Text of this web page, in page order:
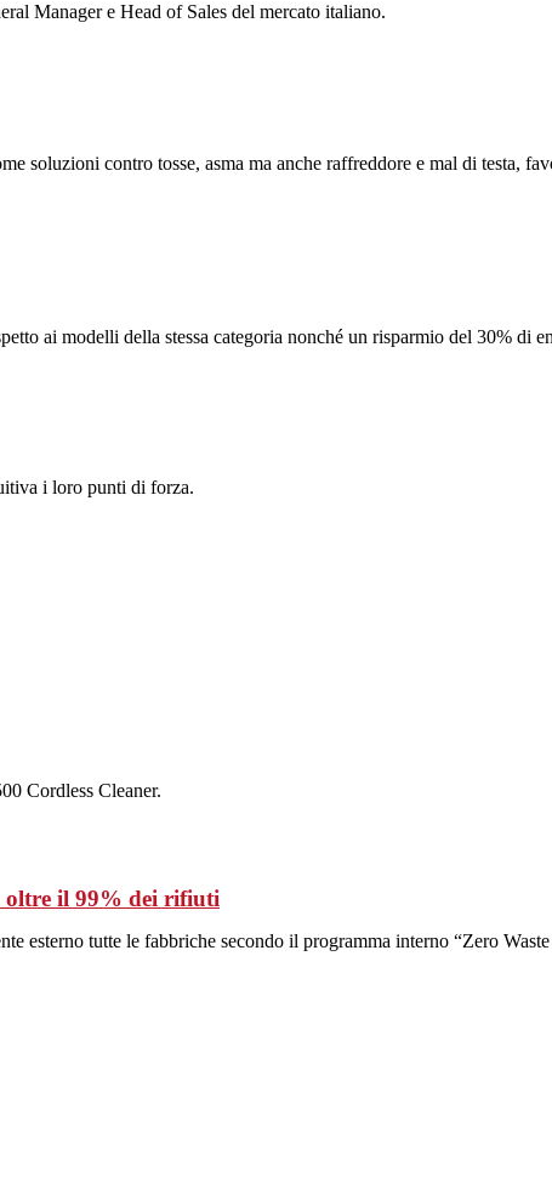
Manager e Head of Sales del mercato italiano.
contro tosse, asma ma anche raffreddore e mal di testa,
ai modelli della stessa categoria nonché un risparmio del 30% di
i loro punti di forza.
Cordless Cleaner.
oltre il 99% dei rifiuti
esterno tutte le fabbriche secondo il programma interno “Zero